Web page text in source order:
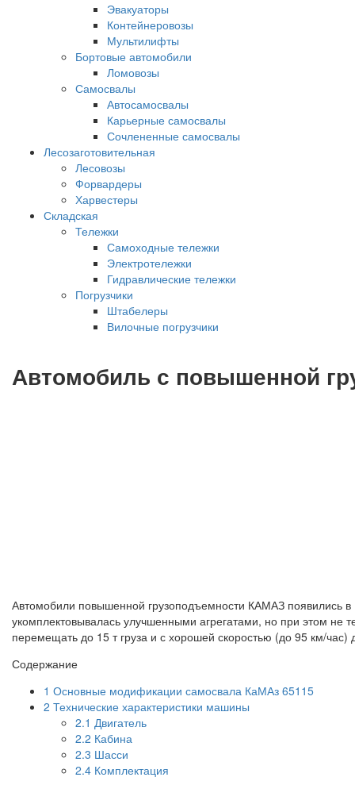
Эвакуаторы
Контейнеровозы
Мультилифты
Бортовые автомобили
Ломовозы
Самосвалы
Автосамосвалы
Карьерные самосвалы
Сочлененные самосвалы
Лесозаготовительная
Лесовозы
Форвардеры
Харвестеры
Складская
Тележки
Самоходные тележки
Электротележки
Гидравлические тележки
Погрузчики
Штабелеры
Вилочные погрузчики
Автомобиль с повышенной
Автомобили повышенной грузоподъемности КАМАЗ появились
укомплектовывалась улучшенными агрегатами, но при этом не
перемещать до 15 т груза и с хорошей скоростью (до 95 км/час)
Содержание
1 Основные модификации самосвала КаМАз 65115
2 Технические характеристики машины
2.1 Двигатель
2.2 Кабина
2.3 Шасси
2.4 Комплектация